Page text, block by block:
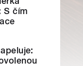
S čím